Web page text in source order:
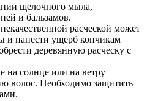
щелочного мыла,
и бальзамов.
расческой может
и нанести ущерб кончикам
деревянную расческу с
на солнце или на ветру
волос. Необходимо защитить